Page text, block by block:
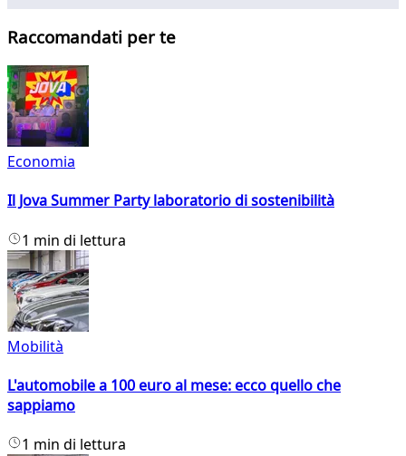
Raccomandati per te
Economia
Il Jova Summer Party laboratorio di sostenibilità
1 min di lettura
Mobilità
L'automobile a 100 euro al mese: ecco quello che
sappiamo
1 min di lettura